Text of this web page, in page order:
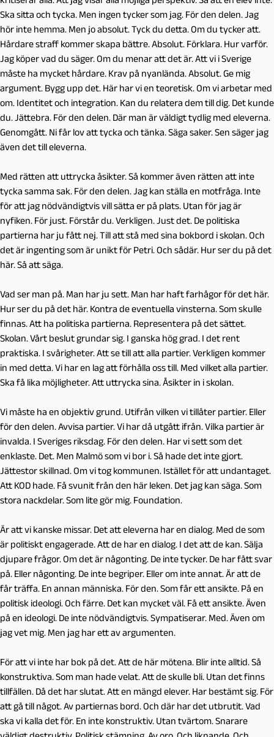
Ska sitta och tycka. Men ingen tycker som jag. För den delen. Jag
hör inte hemma. Men jo absolut. Tyck du detta. Om du tycker att.
Hårdare straff kommer skapa bättre. Absolut. Förklara. Hur varför.
Jag köper vad du säger. Om du menar att det är. Att vi i Sverige
måste ha mycket hårdare. Krav på nyanlända. Absolut. Ge mig
argument. Bygg upp det. Här har vi en teoretisk. Om vi arbetar med
om. Identitet och integration. Kan du relatera dem till dig. Det kunde
du. Jättebra. För den delen. Där man är väldigt tydlig med eleverna.
Genomgått. Ni får lov att tycka och tänka. Säga saker. Sen säger jag
även det till eleverna.
Med rätten att uttrycka åsikter. Så kommer även rätten att inte
tycka samma sak. För den delen. Jag kan ställa en motfråga. Inte
för att jag nödvändigtvis vill sätta er på plats. Utan för jag är
nyfiken. För just. Förstår du. Verkligen. Just det. De politiska
partierna har ju fått nej. Till att stå med sina bokbord i skolan. Och
det är ingenting som är unikt för Petri. Och sådär. Hur ser du på det
här. Så att säga.
Vad ser man på. Man har ju sett. Man har haft farhågor för det här.
Hur ser du på det här. Kontra de eventuella vinsterna. Som skulle
finnas. Att ha politiska partierna. Representera på det sättet.
Skolan. Vårt beslut grundar sig. I ganska hög grad. I det rent
praktiska. I svårigheter. Att se till att alla partier. Verkligen kommer
in med detta. Vi har en lag att förhålla oss till. Med vilket alla partier.
Ska få lika möjligheter. Att uttrycka sina. Åsikter in i skolan.
Vi måste ha en objektiv grund. Utifrån vilken vi tillåter partier. Eller
för den delen. Avvisa partier. Vi har då utgått ifrån. Vilka partier är
invalda. I Sveriges riksdag. För den delen. Har vi sett som det
enklaste. Det. Men Malmö som vi bor i. Så hade det inte gjort.
Jättestor skillnad. Om vi tog kommunen. Istället för att undantaget.
Att KOD hade. Få svunit från den här leken. Det jag kan säga. Som
stora nackdelar. Som lite gör mig. Foundation.
Är att vi kanske missar. Det att eleverna har en dialog. Med de som
är politiskt engagerade. Att de har en dialog. I det att de kan. Sälja
djupare frågor. Om det är någonting. De inte tycker. De har fått svar
på. Eller någonting. De inte begriper. Eller om inte annat. Är att de
får träffa. En annan människa. För den. Som får ett ansikte. På en
politisk ideologi. Och färre. Det kan mycket väl. Få ett ansikte. Även
på en ideologi. De inte nödvändigtvis. Sympatiserar. Med. Även om
jag vet mig. Men jag har ett av argumenten.
För att vi inte har bok på det. Att de här mötena. Blir inte alltid. Så
konstruktiva. Som man hade velat. Att de skulle bli. Utan det finns
tillfällen. Då det har slutat. Att en mängd elever. Har bestämt sig. För
att gå till något. Av partiernas bord. Och där har det utbrutit. Vad
ska vi kalla det för. En inte konstruktiv. Utan tvärtom. Snarare